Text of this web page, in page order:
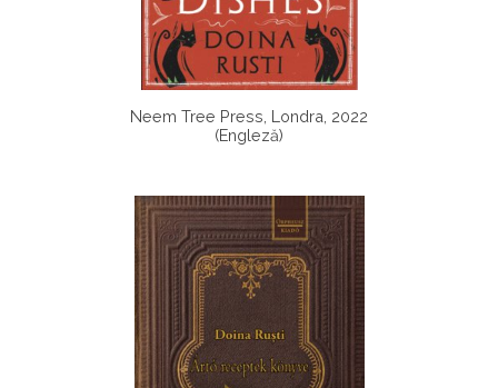
Neem Tree Press, Londra, 2022
(Engleză)